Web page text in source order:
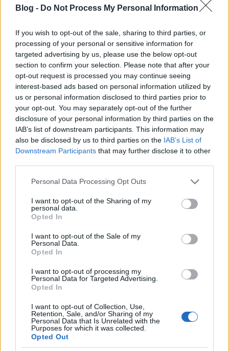
Blog - Do Not Process My Personal Information
If you wish to opt-out of the sale, sharing to third parties, or
processing of your personal or sensitive information for
targeted advertising by us, please use the below opt-out
section to confirm your selection. Please note that after your
opt-out request is processed you may continue seeing
interest-based ads based on personal information utilized by
us or personal information disclosed to third parties prior to
your opt-out. You may separately opt-out of the further
disclosure of your personal information by third parties on the
IAB’s list of downstream participants. This information may
also be disclosed by us to third parties on the IAB’s List of
Downstream Participants that may further disclose it to other
Please note that this website/app uses one or more Google
not limited to your visit or usage behaviour. You may click to
grant or deny consent to Google and its third-party tags to
use your data for below specified purposes in below Google
consent section.
Personal Data Processing Opt Outs
I want to opt-out of the Sharing of my
personal data.
Opted In
I want to opt-out of the Sale of my
Personal Data.
Opted In
I want to opt-out of processing my
Personal Data for Targeted Advertising.
Opted In
I want to opt-out of Collection, Use,
Retention, Sale, and/or Sharing of my
Personal Data that Is Unrelated with the
Purposes for which it was collected.
Opted Out
Az út elején álló egykori katolikus iskola valódi art
deco - hatású rácsai és korlátjai szerencsére épen
megmaradtak. Az építés ideje is kétségtelen, hiszen
kanyargós vonalú "1938" szerepel a védőkorláton, a
biciklinél.